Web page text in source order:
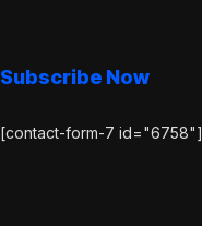
Subscribe Now
[contact-form-7 id="6758"]